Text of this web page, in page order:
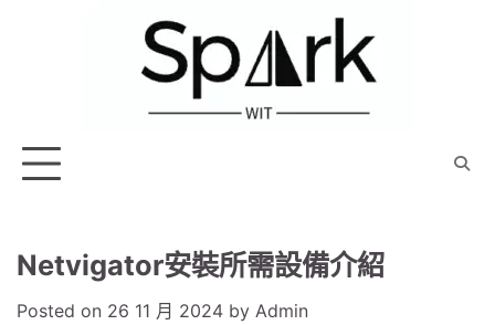
Netvigator安裝所需設備介紹
Posted on 26 11 月 2024 by Admin